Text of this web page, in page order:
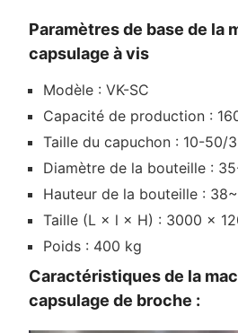
Paramètres de base de la
capsulage à vis
Modèle : VK-SC
Capacité de production :
Taille du capuchon : 10-50/
Diamètre de la bouteille :
Hauteur de la bouteille :
Taille (L × l × H) : 3000 ×
Poids : 400 kg
Caractéristiques de la
capsulage de broche :